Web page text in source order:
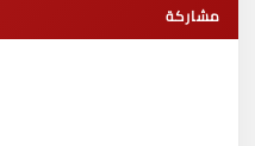
مشاركة